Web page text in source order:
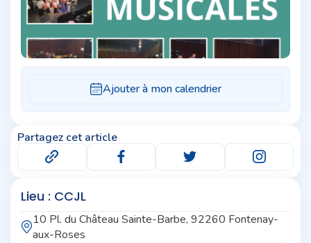
Partagez cet article
Lieu : CCJL
10 Pl. du Château Sainte-Barbe, 92260 Fontenay-
aux-Roses